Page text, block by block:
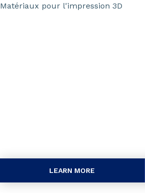
Matériaux pour l'impression 3D
LEARN MORE